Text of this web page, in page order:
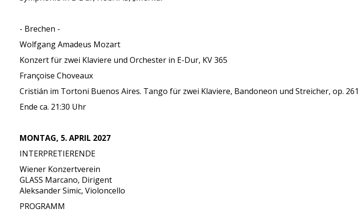
- Brechen -
Wolfgang Amadeus Mozart
Konzert für zwei Klaviere und Orchester in E-Dur, KV 365
Françoise Choveaux
Cristián im Tortoni Buenos Aires. Tango für zwei Klaviere, Bandoneon und Streicher, op. 261
Ende ca. 21:30 Uhr
MONTAG, 5. APRIL 2027
INTERPRETIERENDE
Wiener Konzertverein
GLASS Marcano, Dirigent
Aleksander Simic, Violoncello
PROGRAMM